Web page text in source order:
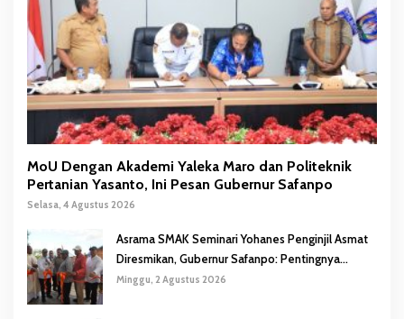
MoU Dengan Akademi Yaleka Maro dan Politeknik
Pertanian Yasanto, Ini Pesan Gubernur Safanpo
Selasa, 4 Agustus 2026
Asrama SMAK Seminari Yohanes Penginjil Asmat
Diresmikan, Gubernur Safanpo: Pentingnya
Pendidikan Karakter
Minggu, 2 Agustus 2026